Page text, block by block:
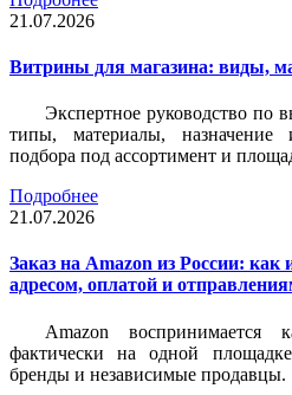
21.07.2026
Витрины для магазина: виды,
Экспертное руководство по
типы, материалы, назначение
подбора под ассортимент и
Подробнее
21.07.2026
Заказ на Amazon из России: как
адресом, оплатой и
Amazon
фактически на одной
бренды и независимые продавцы.